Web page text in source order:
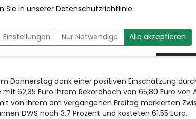
von UBS
Rekordhoch
um
Donnerstag dank einer positiven Einschätzung
62,35 Euro ihrem Rekordhoch von 65,80 Euro von
von ihrem am vergangenen Freitag markierten
DWS noch 3,7 Prozent und kosteten 61,55 Euro.
Sie in unserer Datenschutzrichtlinie.
Einstellungen Nur Notwendige Alle akzeptieren